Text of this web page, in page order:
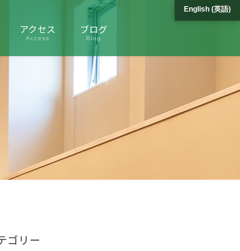
English (英語)
アクセス
Access
ブログ
Blog
ゴリー